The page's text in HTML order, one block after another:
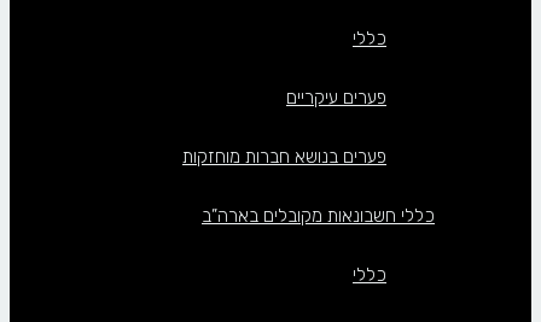
כללי
פערים עיקריים
פערים בנושא חברות מוחזקות
כללי חשבונאות מקובלים בארה”ב
כללי